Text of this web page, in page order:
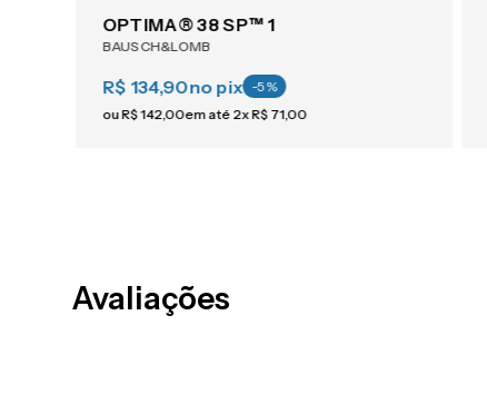
OPTIMA® 38 SP™ 1
BAUSCH&LOMB
R$ 134,90no pix -5%
ouR$142,00em até 2xR$ 71,00
Avaliações